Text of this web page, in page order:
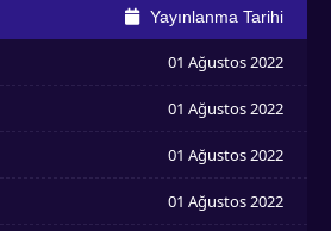
Yayınlanma Tarihi
01 Ağustos 2022
01 Ağustos 2022
01 Ağustos 2022
01 Ağustos 2022